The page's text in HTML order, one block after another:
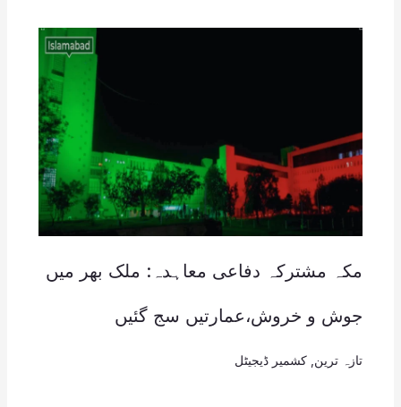
مکہ مشترکہ دفاعی معاہدہ: ملک بھر میں
جوش و خروش،عمارتیں سج گئیں
تازہ ترین کشمیر ڈیجیٹل